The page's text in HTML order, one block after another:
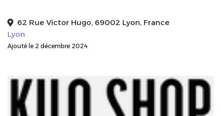
62 Rue Victor Hugo, 69002 Lyon, France
Lyon
Ajouté le 2 décembre 2024